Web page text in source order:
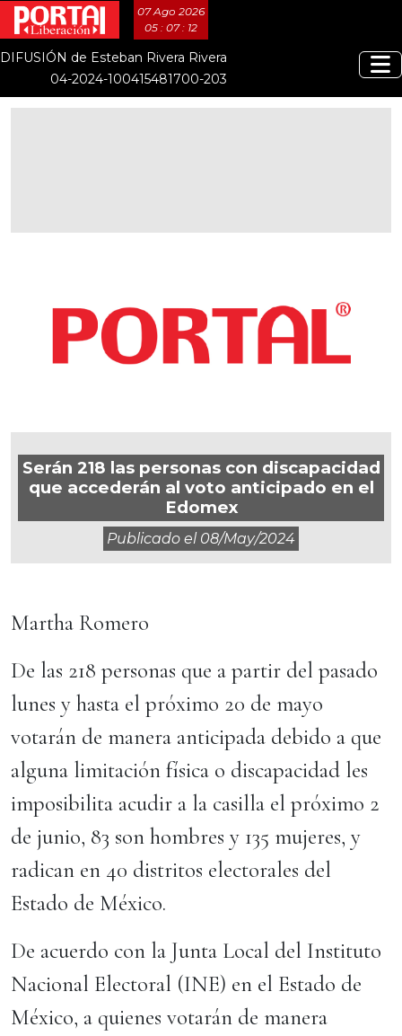
07 Ago 2026
05 : 07 : 13
DIFUSIÓN de Esteban Rivera Rivera
04-2024-100415481700-203
Serán 218 las personas con discapacidad
que accederán al voto anticipado en el
Edomex
Publicado el 08/may/2024
Martha Romero
De las 218 personas que a partir del pasado
lunes y hasta el próximo 20 de mayo
votarán de manera anticipada debido a que
alguna limitación física o discapacidad les
imposibilita acudir a la casilla el próximo 2
de junio, 83 son hombres y 135 mujeres, y
radican en 40 distritos electorales del
Estado de México.
De acuerdo con la Junta Local del Instituto
Nacional Electoral (INE) en el Estado de
México, a quienes votarán de manera